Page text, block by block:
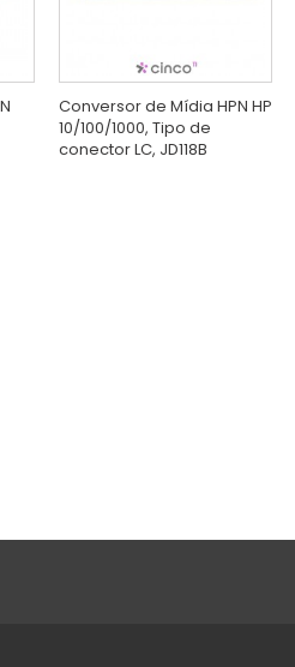
Conversor de Mídia HPN HP
10/100/1000, Tipo de
conector LC, JD118B